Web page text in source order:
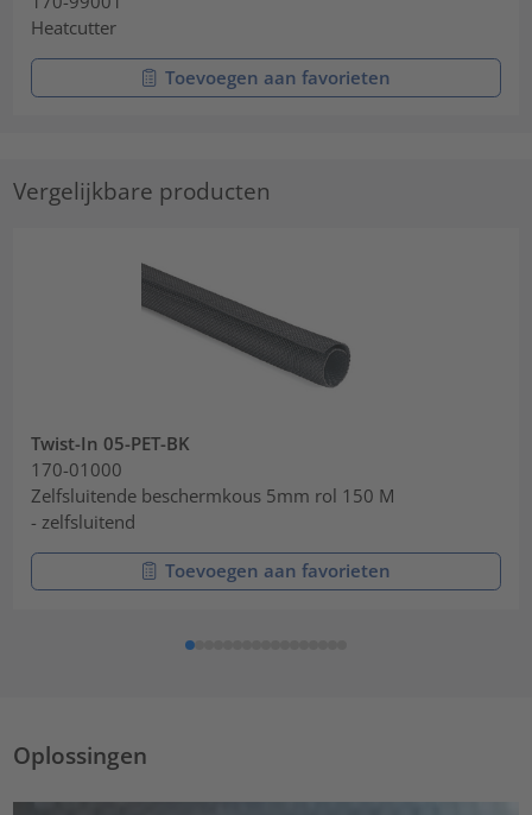
Heatcutter
Toevoegen aan favorieten
Vergelijkbare producten
Twist-In 05-PET-BK
170-01000
Zelfsluitende beschermkous 5mm rol 150 M
- zelfsluitend
Toevoegen aan favorieten
Oplossingen